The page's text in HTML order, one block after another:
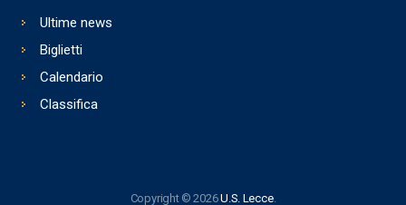
Ultime news
Biglietti
Calendario
Classifica
Copyright © 2026U.S. Lecce.